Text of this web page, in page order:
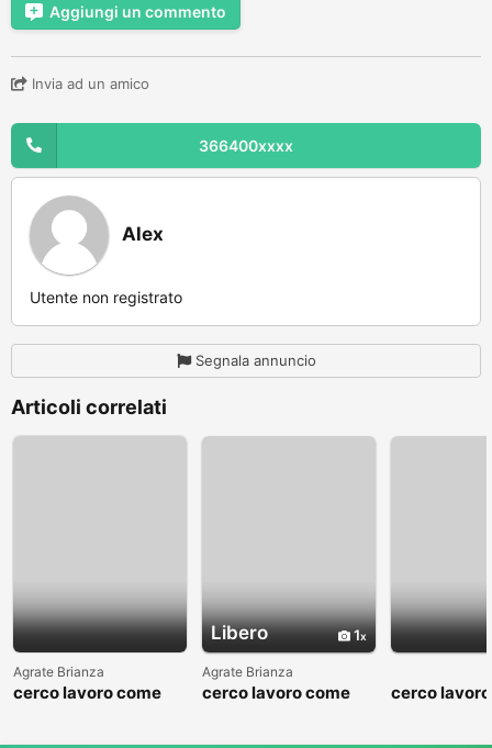
Aggiungi un commento
Invia ad un amico
366400xxxx
Alex
Utente non registrato
Segnala annuncio
Articoli correlati
Agrate Brianza
cerco lavoro come
Libero 1
Agrate Brianza
cerco lavoro come
cerco